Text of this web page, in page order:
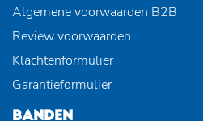
Algemene voorwaarden B2B
Review voorwaarden
Klachtenformulier
Garantieformulier
BANDEN